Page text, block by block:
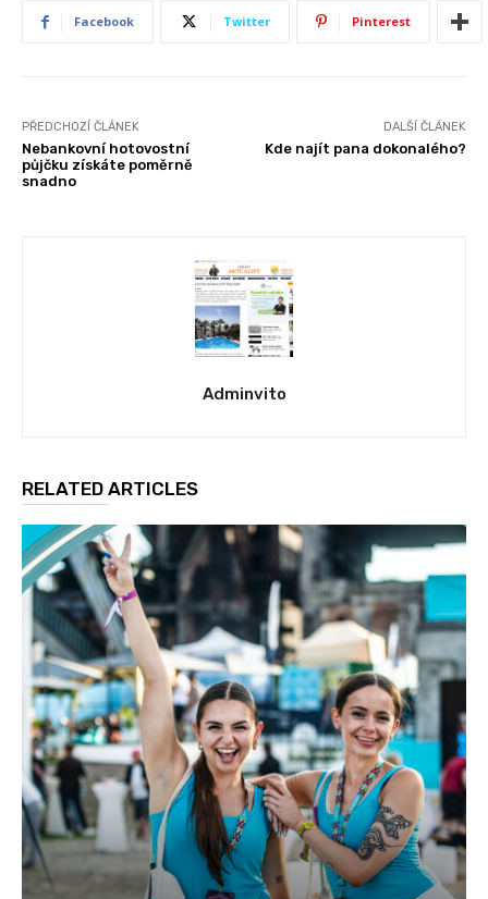
Facebook Twitter Pinterest
PŘEDCHOZÍ ČLÁNEK
Nebankovní hotovostní
půjčku získáte poměrně
snadno
DALŠÍ ČLÁNEK
Kde najít pana dokonalého?
Adminvito
RELATED ARTICLES